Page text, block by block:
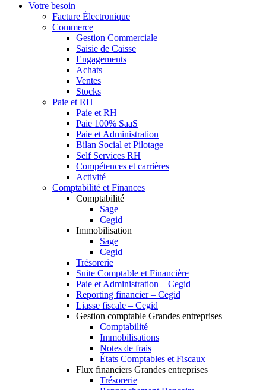
Votre besoin
Facture Électronique
Commerce
Gestion Commerciale
Saisie de Caisse
Engagements
Achats
Ventes
Stocks
Paie et RH
Paie et RH
Paie 100% SaaS
Paie et Administration
Bilan Social et Pilotage
Self Services RH
Compétences et carrières
Activité
Comptabilité et Finances
Comptabilité
Sage
Cegid
Immobilisation
Sage
Cegid
Trésorerie
Suite Comptable et Financière
Paie et Administration – Cegid
Reporting financier – Cegid
Liasse fiscale – Cegid
Gestion comptable Grandes entreprises
Comptabilité
Immobilisations
Notes de frais
États Comptables et Fiscaux
Flux financiers Grandes entreprises
Trésorerie